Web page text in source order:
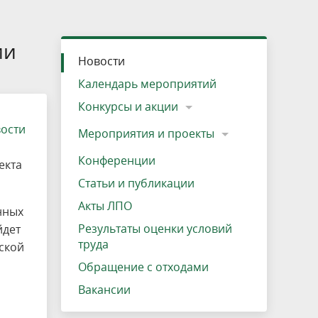
Озеро Плещеево
Вакансии
Экологические тропы и туристские
маршруты
Прокат велосипедов
Адрес, телефон, схема проезда
Результаты оценки условий труда
Интерактивная карта
Кадастр объектов животного мира, не
отнесенных к объектам охоты
Новости
Календарь мероприятий
Конкурсы и акции
Мероприятия и проекты
Конференции
Статьи и публикации
Акты ЛПО
Результаты оценки условий
труда
Обращение с отходами
Вакансии